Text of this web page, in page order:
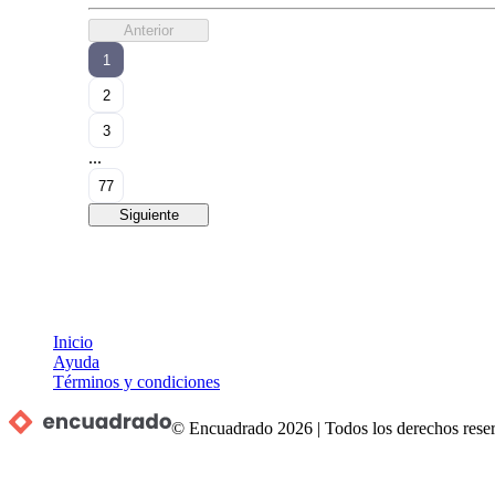
Anterior
1
2
3
...
77
Siguiente
Inicio
Ayuda
Términos y condiciones
© Encuadrado 2026 |Todos los derechos